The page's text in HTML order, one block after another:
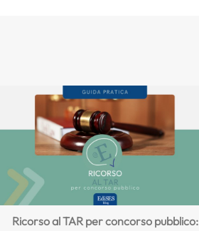
Ricorso al TAR per concorso pubblico: